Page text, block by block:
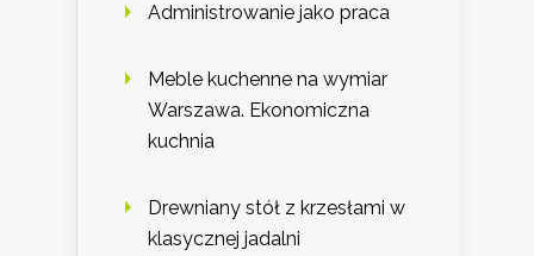
Administrowanie jako praca
Meble kuchenne na wymiar
Warszawa. Ekonomiczna
kuchnia
Drewniany stół z krzesłami w
klasycznej jadalni